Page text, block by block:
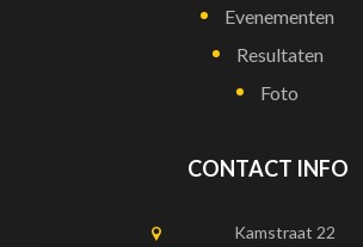
Evenementen
Resultaten
Foto
CONTACT INFO
Kamstraat 22